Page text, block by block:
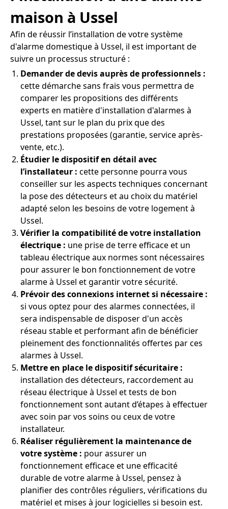
maison à Ussel
Afin de réussir l’installation de votre système
d'alarme domestique à Ussel, il est important de
suivre un processus structuré :
Demander de devis auprès de professionnels :
cette démarche sans frais vous permettra de
comparer les propositions des différents
experts en matière d'installation d'alarmes à
Ussel, tant sur le plan du prix que des
prestations proposées (garantie, service après-
vente, etc.).
Étudier le dispositif en détail avec
l’installateur : cette personne pourra vous
conseiller sur les aspects techniques concernant
la pose des détecteurs et au choix du matériel
adapté selon les besoins de votre logement à
Ussel.
Vérifier la compatibilité de votre installation
électrique : une prise de terre efficace et un
tableau électrique aux normes sont nécessaires
pour assurer le bon fonctionnement de votre
alarme à Ussel et garantir votre sécurité.
Prévoir des connexions internet si nécessaire :
si vous optez pour des alarmes connectées, il
sera indispensable de disposer d'un accès
réseau stable et performant afin de bénéficier
pleinement des fonctionnalités offertes par ces
alarmes à Ussel.
Mettre en place le dispositif sécuritaire :
installation des détecteurs, raccordement au
réseau électrique à Ussel et tests de bon
fonctionnement sont autant d’étapes à effectuer
avec soin par vos soins ou ceux de votre
installateur.
Réaliser régulièrement la maintenance de
votre système : pour assurer un
fonctionnement efficace et une efficacité
durable de votre alarme à Ussel, pensez à
planifier des contrôles réguliers, vérifications du
matériel et mises à jour logicielles si besoin est.